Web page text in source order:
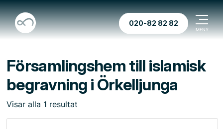
020-82 82 82
Församlingshem till islamisk
begravning i Örkelljunga
Visar alla 1 resultat